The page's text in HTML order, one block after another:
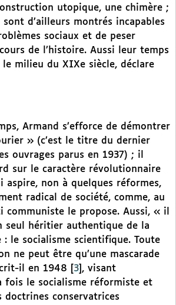
utopique, une chimère ;
d’ailleurs montrés incapables
sociaux et de peser
de l’histoire. Aussi leur temps
milieu du XIXe siècle, déclare
Armand s’efforce de démontrer
» (c’est le titre du dernier
ouvrages parus en 1937) ; il
sur le caractère révolutionnaire
aspire, non à quelques réformes,
radical de société, comme, au
communiste le propose. Aussi, « il
seul héritier authentique de la
: le socialisme scientifique. Toute
ne peut être qu’une mascarade
il en 1948
3 , visant
fois le socialisme réformiste et
doctrines conservatrices